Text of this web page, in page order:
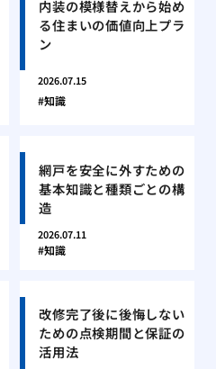
内装の模様替えから始め
る住まいの価値向上プラ
ン
2026.07.15
知識
網戸を安全に外すための
基本知識と種類ごとの構
造
2026.07.11
知識
改修完了後に後悔しない
ための点検期間と保証の
活用法